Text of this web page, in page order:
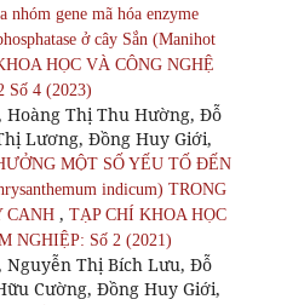
nhóm gene mã hóa enzyme
ở cây Sắn (Manihot
HỌC VÀ CÔNG NGHỆ
Số 4 (2023)
Thị Thu Hường, Đỗ
Lương, Đồng Huy Giới,
MỘT SỐ YẾU TỐ ĐẾN
indicum) TRONG
CANH , TẠP CHÍ KHOA HỌC
NGHIỆP: Số 2 (2021)
Thị Bích Lưu, Đỗ
Cường, Đồng Huy Giới,